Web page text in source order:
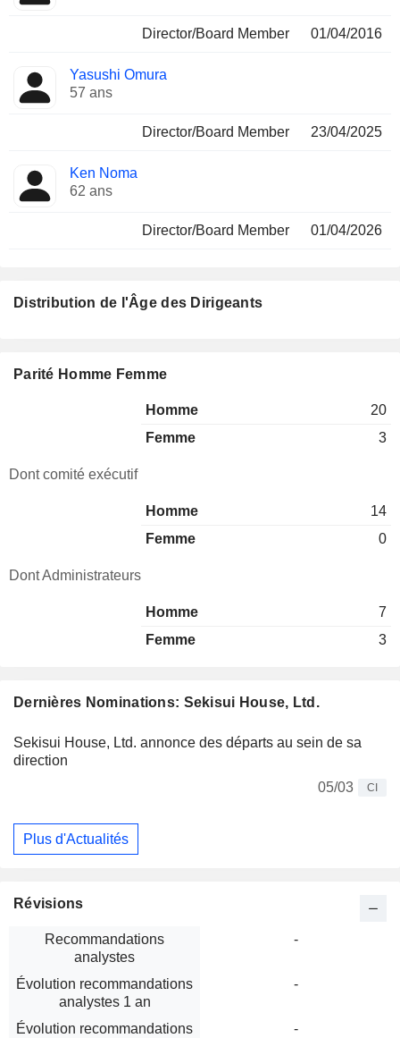
Director/Board Member 01/04/2016
Yasushi Omura
57 ans
Director/Board Member 23/04/2025
Ken Noma
62 ans
Director/Board Member 01/04/2026
Dernières Nominations: Sekisui House, Ltd.
Sekisui House, Ltd. annonce des départs au sein de sa
direction
05/03
CI
Plus d'Actualités
Distribution de l'Âge des Dirigeants
Parité Homme Femme
Homme
20
Femme
3
Dont comité exécutif
Homme
14
Femme
0
Dont Administrateurs
Homme
7
Femme
3
Révisions
Recommandations
analystes
-
Évolution recommandations
analystes 1 an
-
Évolution recommandations
-